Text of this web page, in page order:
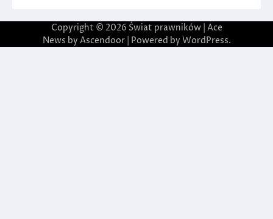
Copyright © 2026 Świat prawników| Ace
News by Ascendoor| Powered by WordPress.